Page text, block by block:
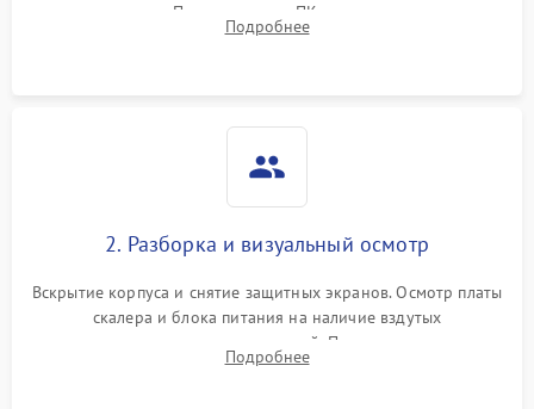
повреждения. Подключение к ПК для оценки вывода
изображения, работы подсветки и выявления артефактов на
Подробнее
2. Разборка и визуальный осмотр
Вскрытие корпуса и снятие защитных экранов. Осмотр платы
скалера и блока питания на наличие вздутых
конденсаторов, прогаров, окислений. Проверка надежности
контактов и целостности шлейфов матрицы.
Подробнее